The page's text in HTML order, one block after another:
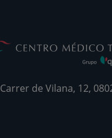
Carrer de Vilana, 12,